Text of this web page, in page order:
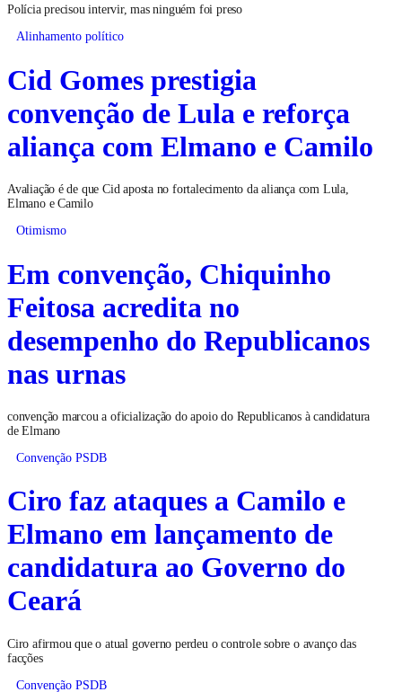
Polícia precisou intervir, mas ninguém foi preso
Alinhamento político
Cid Gomes prestigia
convenção de Lula e reforça
aliança com Elmano e Camilo
Avaliação é de que Cid aposta no fortalecimento da aliança com Lula,
Elmano e Camilo
Otimismo
Em convenção, Chiquinho
Feitosa acredita no
desempenho do Republicanos
nas urnas
convenção marcou a oficialização do apoio do Republicanos à candidatura
de Elmano
Convenção PSDB
Ciro faz ataques a Camilo e
Elmano em lançamento de
candidatura ao Governo do
Ceará
Ciro afirmou que o atual governo perdeu o controle sobre o avanço das
facções
Convenção PSDB